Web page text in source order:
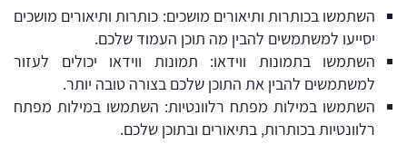
השתמשו בכותרות ותיאורים מושכים: כותרות ותיאורים מושכים
יסייעו למשתמשים להבין מה תוכן העמוד שלכם.
השתמשו בתמונות ווידאו: תמונות ווידאו יכולים לעזור
למשתמשים להבין את התוכן שלכם בצורה טובה יותר.
השתמשו במילות מפתח רלוונטיות: השתמשו במילות מפתח
רלוונטיות בכותרות, בתיאורים ובתוכן שלכם.